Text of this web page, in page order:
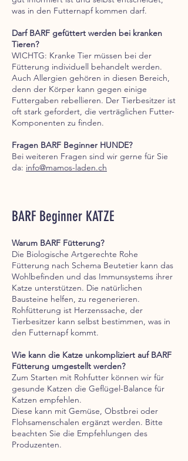
was in den Futternapf kommen darf.
Darf BARF gefüttert werden bei kranken
Tieren?
WICHTG: Kranke Tier müssen bei der
Fütterung individuell behandelt werden.
Auch Allergien gehören in diesen Bereich,
denn der Körper kann gegen einige
Futtergaben rebellieren. Der Tierbesitzer ist
oft stark gefordert, die verträglichen Futter-
Komponenten zu finden.
Fragen BARF Beginner HUNDE?
Bei weiteren Fragen sind wir gerne für Sie
da: info@mamos-laden.ch
BARF Beginner KATZE
Warum BARF Fütterung?
Die Biologische Artgerechte Rohe
Fütterung nach Schema Beutetier kann das
Wohlbefinden und das Immunsystems ihrer
Katze unterstützen. Die natürlichen
Bausteine helfen, zu regenerieren.
Rohfütterung ist Herzenssache, der
Tierbesitzer kann selbst bestimmen, was in
den Futternapf kommt.
Wie kann die Katze unkompliziert auf BARF
Fütterung umgestellt werden?
Zum Starten mit Rohfutter können wir für
gesunde Katzen die Geflügel-Balance für
Katzen empfehlen.
Diese kann mit Gemüse, Obstbrei oder
Flohsamenschalen ergänzt werden. Bitte
beachten Sie die Empfehlungen des
Produzenten.